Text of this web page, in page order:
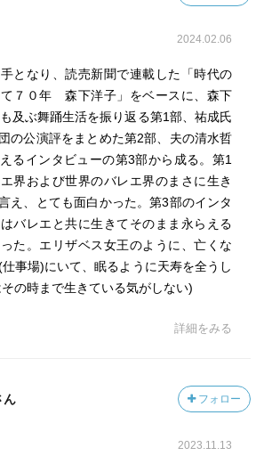
2024.02.06
となり、読売新聞で連載した「時代の
７０年 森下洋子」をベースに、森下
及ぶ舞踊生活を振り返る第1部、祐成氏
の公演評をまとめた第2部、夫の清水哲
るインタビューの第3部から成る。第1
界および世界のバレエ界のまさに生き
え、とても面白かった。第3部のインタ
バレエと共に生きてそのまま永らえる
た。エリザベス女王のように、亡くな
事場)にいて、眠るように天寿を全うし
の時まで生きている気がしない)
詳細をみる
ん フォロー
2023.11.13